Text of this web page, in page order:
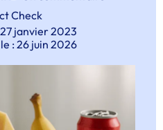
Check
27 janvier 2023
: 26 juin 2026